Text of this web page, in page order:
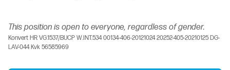
This position is open to everyone, regardless of gender.
Konvert HR VG.1537/BUCP W.INT.534 00134-406-20121024 20252-405-20210125 DG-
LAV-044 Kvk 56585969